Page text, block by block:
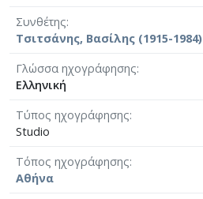
Συνθέτης
Τσιτσάνης, Βασίλης (1915-1984)
Γλώσσα ηχογράφησης
Ελληνική
Τύπος ηχογράφησης
Studio
Τόπος ηχογράφησης
Αθήνα